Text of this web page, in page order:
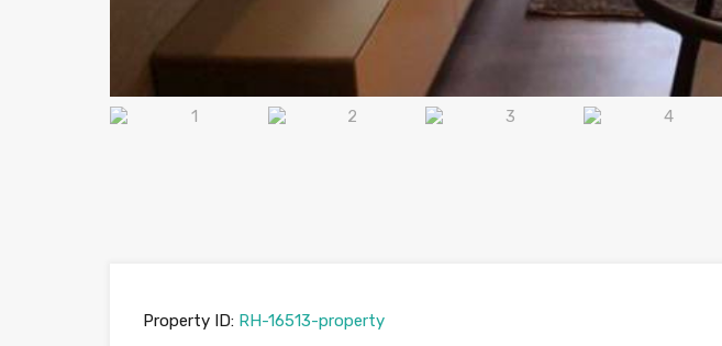
Property ID: RH-16513-property